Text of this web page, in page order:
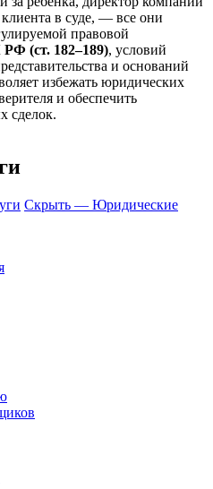
в суде, — все они
правовой
(ст. 182–189), условий
и оснований
избежать юридических
и обеспечить
сделок.
Скрыть — Юридические